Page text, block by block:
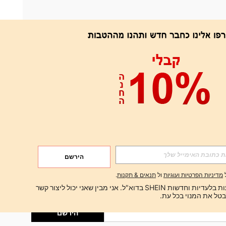
אפליקציה
הירשם
הירשם
הירשם
הירשם
מדיניות הפרטיות ועוגיות ול תנאים & תקנות.
ברצוני לקבל הצעות בלעדיות וחדשות SHEIN בדוא"ל. אני מבין שאני יכול ליצור קשר